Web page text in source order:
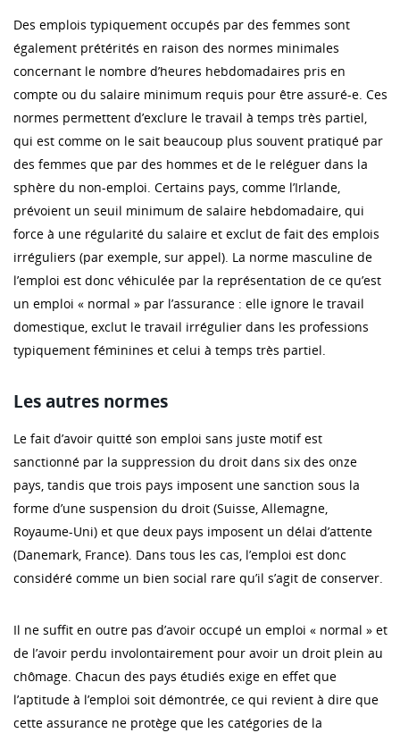
Des emplois typiquement occupés par des femmes sont
également prétérités en raison des normes minimales
concernant le nombre d’heures hebdomadaires pris en
compte ou du salaire minimum requis pour être assuré-e. Ces
normes permettent d’exclure le travail à temps très partiel,
qui est comme on le sait beaucoup plus souvent pratiqué par
des femmes que par des hommes et de le reléguer dans la
sphère du non-emploi. Certains pays, comme l’Irlande,
prévoient un seuil minimum de salaire hebdomadaire, qui
force à une régularité du salaire et exclut de fait des emplois
irréguliers (par exemple, sur appel). La norme masculine de
l’emploi est donc véhiculée par la représentation de ce qu’est
un emploi « normal » par l’assurance : elle ignore le travail
domestique, exclut le travail irrégulier dans les professions
typiquement féminines et celui à temps très partiel.
Les autres normes
Le fait d’avoir quitté son emploi sans juste motif est
sanctionné par la suppression du droit dans six des onze
pays, tandis que trois pays imposent une sanction sous la
forme d’une suspension du droit (Suisse, Allemagne,
Royaume-Uni) et que deux pays imposent un délai d’attente
(Danemark, France). Dans tous les cas, l’emploi est donc
considéré comme un bien social rare qu’il s’agit de conserver.
Il ne suffit en outre pas d’avoir occupé un emploi « normal » et
de l’avoir perdu involontairement pour avoir un droit plein au
chômage. Chacun des pays étudiés exige en effet que
l’aptitude à l’emploi soit démontrée, ce qui revient à dire que
cette assurance ne protège que les catégories de la